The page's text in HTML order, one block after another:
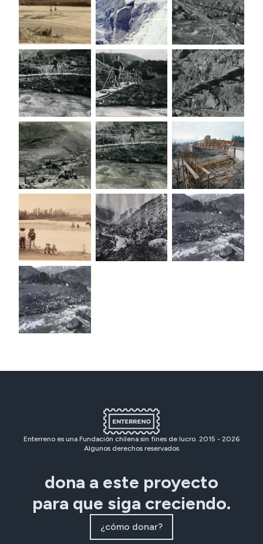
Enterreno es una Fundación chilena sin fines de lucro. 2015 - 2026
Algunos derechos reservados
dona a este proyecto
para que siga creciendo.
¿cómo donar?